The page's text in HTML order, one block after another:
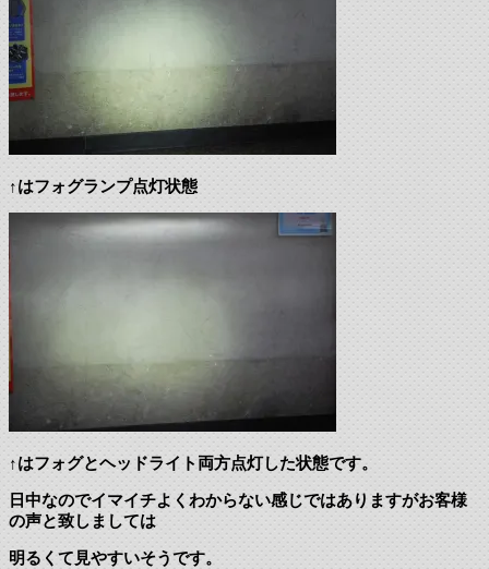
↑はフォグランプ点灯状態
↑はフォグとヘッドライト両方点灯した状態です。
日中なのでイマイチよくわからない感じではありますがお客様
の声と致しましては
明るくて見やすいそうです。